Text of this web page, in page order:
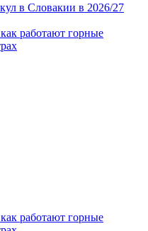
в Словакии в 2026/27
работают горные
работают горные